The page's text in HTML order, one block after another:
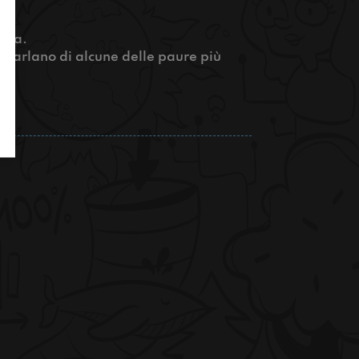
di alcune delle paure più